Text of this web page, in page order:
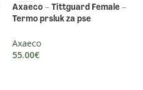
Axaeco – Tittguard Female –
Termo prsluk za pse
Axaeco
55.00€